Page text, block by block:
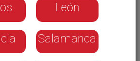
León
Salamanca